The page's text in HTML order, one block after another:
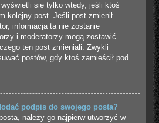
się tylko wtedy, jeśli ktoś
kolejny post. Jeśli post zmienił
informacja ta nie zostanie
i moderatorzy mogą zostawić
ten post zmieniali. Zwykli
postów, gdy ktoś zamieścił pod
podpis do swojego posta?
należy go najpierw utworzyć w